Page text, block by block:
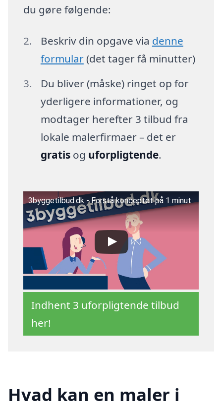
du gøre følgende:
Beskriv din opgave via denne
formular(det tager få minutter)
Du bliver (måske) ringet op for
yderligere informationer, og
modtager herefter 3 tilbud fra
lokale malerfirmaer – det er
gratisog uforpligtende.
3byggetilbud.dk - Forstå konceptet på 1 minut
Indhent 3 uforpligtende tilbud
her!
Hvad kan en maler i